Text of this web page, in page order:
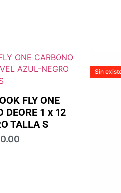
FLY ONE
DEORE 1 x 12
TALLA S
Sin